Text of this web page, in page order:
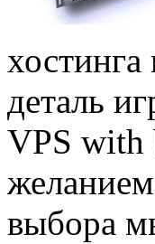
деталь
VPS with
выбора